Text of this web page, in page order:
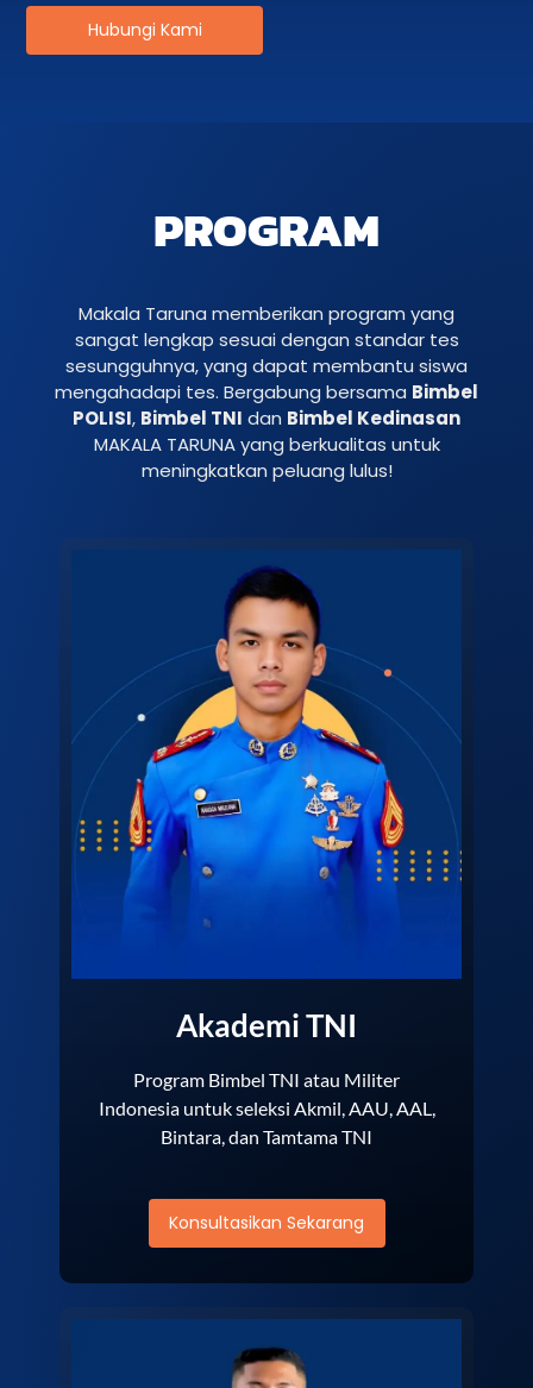
Hubungi Kami
PROGRAM
Makala Taruna memberikan program yang
sangat lengkap sesuai dengan standar tes
sesungguhnya, yang dapat membantu siswa
mengahadapi tes. Bergabung bersama Bimbel
POLISI, Bimbel TNI dan Bimbel Kedinasan
MAKALA TARUNA yang berkualitas untuk
meningkatkan peluang lulus!
Akademi TNI
Program Bimbel TNI atau Militer
Indonesia untuk seleksi Akmil, AAU, AAL,
Bintara, dan Tamtama TNI
Konsultasikan Sekarang